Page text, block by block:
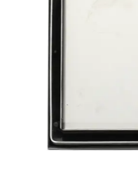
يدا بيد ونصنع المستقبل المشرق